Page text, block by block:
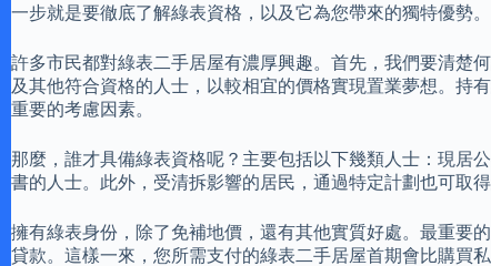
一步就是要徹底了解綠表資格，以及它為您帶來的獨特優勢。
許多市民都對綠表二手居屋有濃厚興趣。首先，我們要清楚
及其他符合資格的人士，以較相宜的價格實現置業夢想。持
重要的考慮因素。
那麼，誰才具備綠表資格呢？主要包括以下幾類人士：現居
書的人士。此外，受清拆影響的居民，通過特定計劃也可取
擁有綠表身份，除了免補地價，還有其他實質好處。最重要
貸款。這樣一來，您所需支付的綠表二手居屋首期會比購買